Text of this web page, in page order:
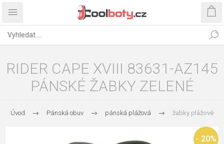
RIDER CAPE XVIII 83631-AZ145
PÁNSKÉ ŽABKY ZELENÉ
Úvod Pánská obuv pánská plážová žabky plážové
- 20%